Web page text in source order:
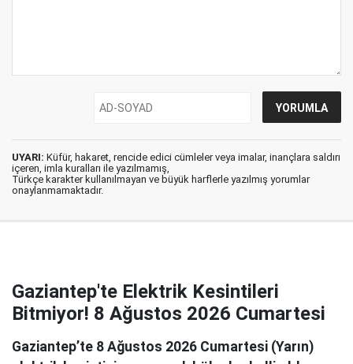
UYARI: Küfür, hakaret, rencide edici cümleler veya imalar, inançlara saldırı
içeren, imla kuralları ile yazılmamış,
Türkçe karakter kullanılmayan ve büyük harflerle yazılmış yorumlar
onaylanmamaktadır.
Gaziantep'te Elektrik Kesintileri
Bitmiyor! 8 Ağustos 2026 Cumartesi
Gaziantep’te 8 Ağustos 2026 Cumartesi (Yarın)